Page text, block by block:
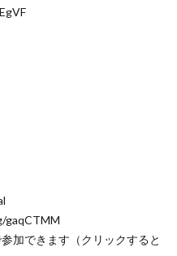
gaqCTMM
加できます（クリックすると